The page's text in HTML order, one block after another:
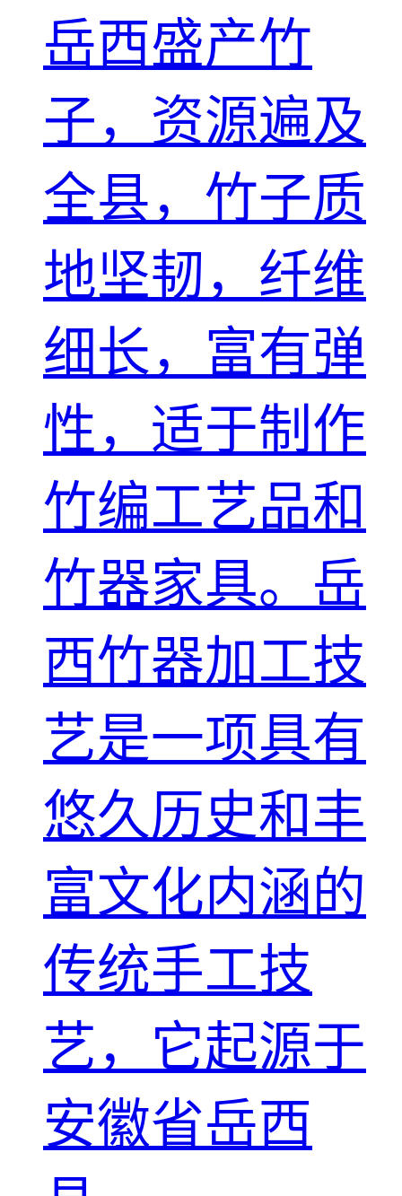
岳西盛产竹
子，资源遍及
全县，竹子质
地坚韧，纤维
细长，富有弹
性，适于制作
竹编工艺品和
竹器家具。岳
西竹器加工技
艺是一项具有
悠久历史和丰
富文化内涵的
传统手工技
艺，它起源于
安徽省岳西